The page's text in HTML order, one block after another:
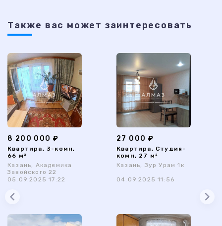
Также ваc может заинтересовать
8 200 000 ₽
Квартира, 3-комн,
66 м²
Казань, Академика
Завойского 22
05.09.2025 17:22
27 000 ₽
Квартира, Студия-
комн, 27 м²
Казань, Зур Урам 1к
04.09.2025 11:56